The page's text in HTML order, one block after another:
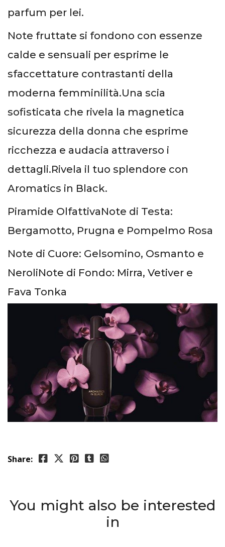
parfum per lei.
Note fruttate si fondono con essenze
calde e sensuali per esprime le
sfaccettature contrastanti della
moderna femminilità.Una scia
sofisticata che rivela la magnetica
sicurezza della donna che esprime
ricchezza e audacia attraverso i
dettagli.Rivela il tuo splendore con
Aromatics in Black.
Piramide OlfattivaNote di Testa:
Bergamotto, Prugna e Pompelmo Rosa
Note di Cuore: Gelsomino, Osmanto e
NeroliNote di Fondo: Mirra, Vetiver e
Fava Tonka
Share:
You might also be interested
in